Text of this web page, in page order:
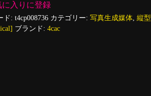
に入りに登録
ド: t4cp008736 カテゴリー: 写真生成媒体, 縦型
ブランド: 4cac